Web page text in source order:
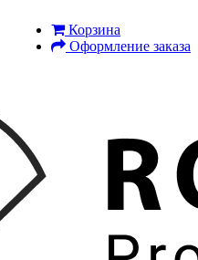
Корзина
Оформление заказа